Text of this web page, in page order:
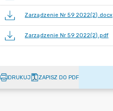
Zarządzenie Nr 59 2022(2).docx
Zarządzenie Nr 59 2022(2).pdf
DRUKUJ ZAPISZ DO PDF